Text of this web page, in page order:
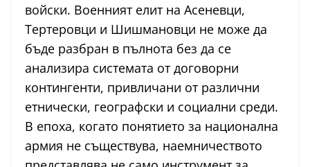
войски. Военният елит на Асеневци,
Тертеровци и Шишмановци не може да
бъде разбран в пълнота без да се
анализира системата от договорни
контингенти, привличани от различни
етнически, географски и социални среди.
В епоха, когато понятието за национална
армия не съществува, наемничеството